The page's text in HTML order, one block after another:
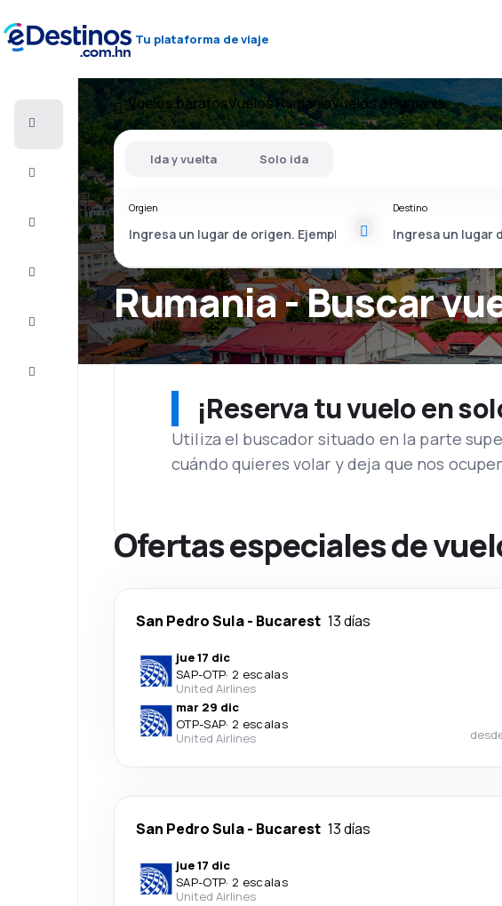
Tu plataforma de viaje
baratos
Alojamientos
Ofertas
Completa
el viaje
Inspiración
y consejos
Atención
Vuelos baratosVuelos RumaniaVuelos a Rumania
Rumania - Buscar
Ida y vuelta Solo ida
Orgien Destino
¡Reserva tu vuelo en
Utiliza el buscador situado en la parte
cuándo quieres volar y deja que nos
Ofertas especiales de
San Pedro Sula- Bucarest 13 días
jue 17 dic
SAP-OTP· 2 escalas
United Airlines
mar 29 dic
OTP-SAP· 2 escalas
United Airlines
San Pedro Sula- Bucarest 13 días
jue 17 dic
SAP-OTP· 2 escalas
United Airlines